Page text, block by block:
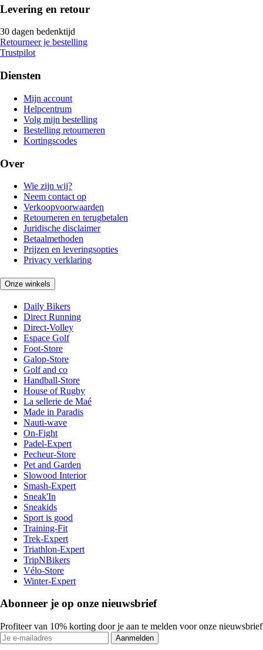
Levering en retour
30 dagen bedenktijd
Retourneer je bestelling
Trustpilot
Diensten
Mijn account
Helpcentrum
Volg mijn bestelling
Bestelling retourneren
Kortingscodes
Over
Wie zijn wij?
Neem contact op
Verkoopvoorwaarden
Retourneren en terugbetalen
Juridische disclaimer
Betaalmethoden
Prijzen en leveringsopties
Privacy verklaring
Onze winkels
Daily Bikers
Direct Running
Direct-Volley
Espace Golf
Foot-Store
Galop-Store
Golf and co
Handball-Store
House of Rugby
La sellerie de Maé
Made in Paradis
Nauti-wave
On-Fight
Padel-Expert
Pecheur-Store
Pet and Garden
Slowood Interior
Smash-Expert
Sneak'In
Sneakids
Sport is good
Training-Fit
Trek-Expert
Triathlon-Expert
TripNBikers
Vélo-Store
Winter-Expert
Abonneer je op onze nieuwsbrief
Profiteer van 10% korting door je aan te melden voor onze nieuwsbrief
Aanmelden